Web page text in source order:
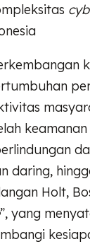
daring,
Holt,
”, yang